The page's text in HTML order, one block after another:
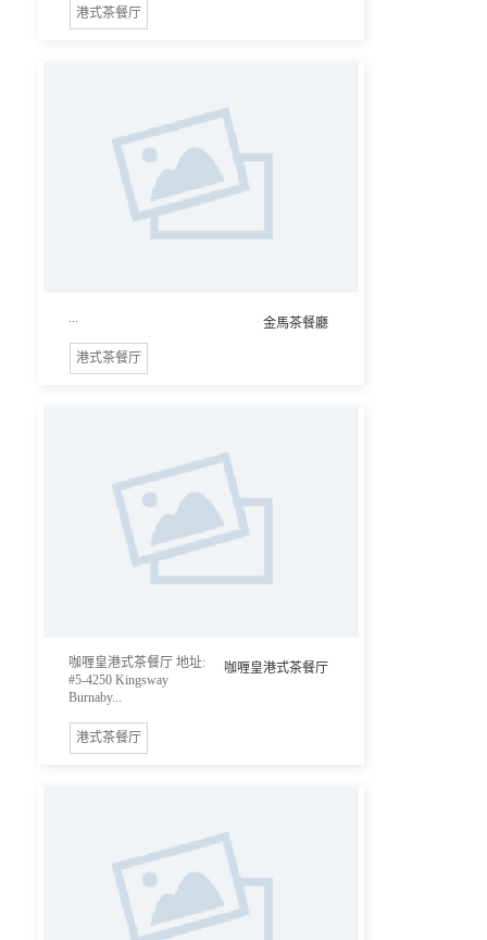
港式茶餐厅
金馬茶餐廳
港式茶餐厅
咖喱皇港式茶餐厅
咖喱皇港式茶餐厅 地址:
#5-4250 Kingsway
Burnaby...
港式茶餐厅